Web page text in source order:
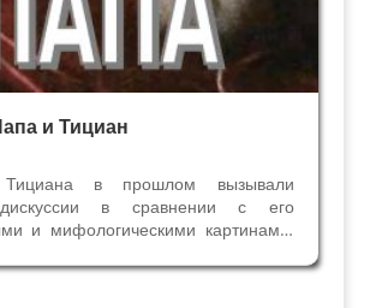
и Тициан
Тициана в прошлом вызывали
в сравнении с его
и мифологическими картинами,
три портрета Папы – в 1543